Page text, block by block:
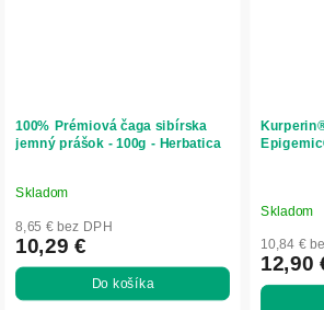
100% Prémiová čaga sibírska
jemný prášok - 100g - Herbatica
Priemerné
hodnotenie
produktu
je
5,0
Skladom
8,65 € bez DPH
10,29 €
Do košíka
Skladom
10,84 €
12,90